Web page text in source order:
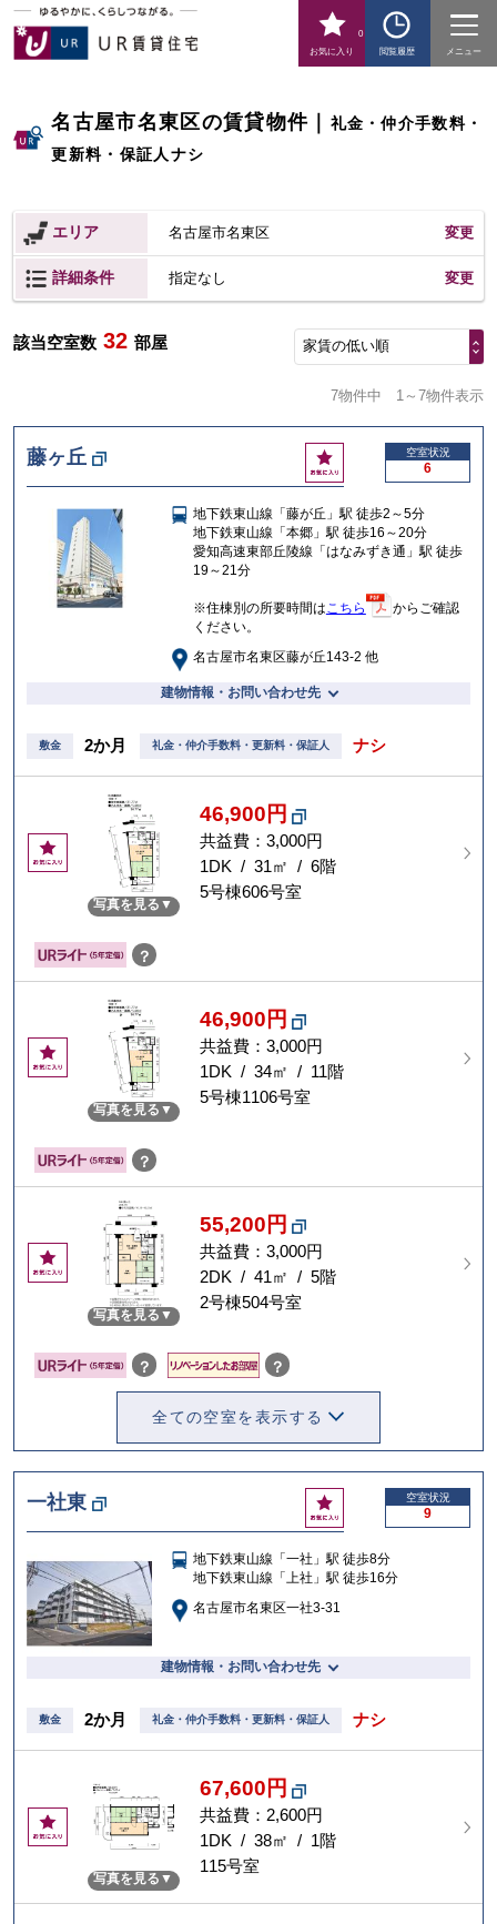
お気に入り
0
閲覧履歴
メニュー
名古屋市名東区の賃貸物件
礼金・仲介手数料・
更新料・保証人ナシ
エリア 名古屋市名東区 変更
詳細条件 指定なし 変更
該当空室数 32 部屋 家賃の低い順
7物件中 1～7物件表示
藤ヶ丘
お
気
入
り
空室状況
6
地下鉄東山線「藤が丘」駅 徒歩2～5分
地下鉄東山線「本郷」駅 徒歩16～20分
愛知高速東部丘陵線「はなみずき通」駅 徒歩
19～21分
※住棟別の所要時間はこちら
からご確認
ください。
名古屋市名東区藤が丘143-2 他
建物情報・お問い合わせ先
敷金 2か月 礼金・仲介手数料・更新料・保証人 ナシ
お
気
写真を見る
46,900円
共益費：3,000円
1DK / 31㎡ / 6階
5号棟606号室
？
お
気
写真を見る
46,900円
共益費：3,000円
1DK / 34㎡ / 11階
5号棟1106号室
？
お
気
写真を見る
55,200円
共益費：3,000円
2DK / 41㎡ / 5階
2号棟504号室
？ ？
全ての空室を表示する
一社東
お
気
入
り
空室状況
9
地下鉄東山線「一社」駅 徒歩8分
地下鉄東山線「上社」駅 徒歩16分
名古屋市名東区一社3-31
建物情報・お問い合わせ先
敷金 2か月 礼金・仲介手数料・更新料・保証人 ナシ
お
気
り
写真を見る
67,600円
共益費：2,600円
1DK / 38㎡ / 1階
115号室